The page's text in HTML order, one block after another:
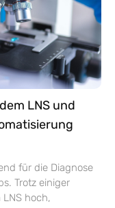
LNS und
für die Diagnose
Trotz einiger
hoch,